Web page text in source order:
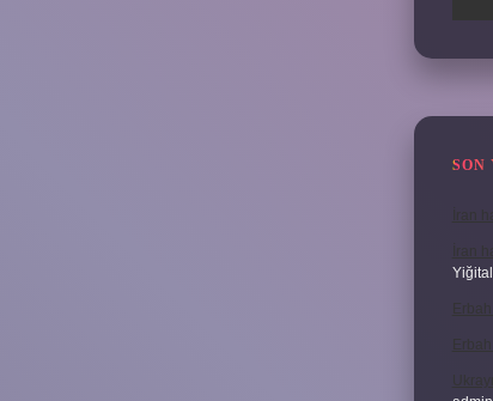
SON
İran
İran